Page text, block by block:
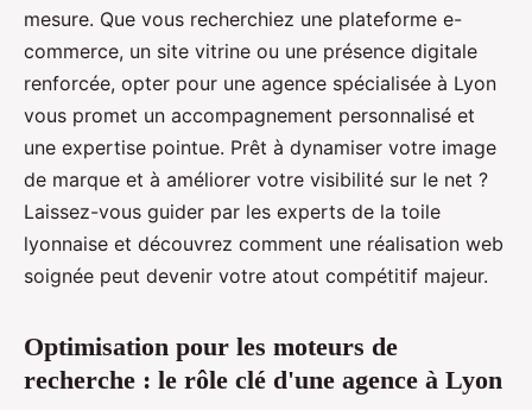
mesure. Que vous recherchiez une plateforme e-
commerce, un site vitrine ou une présence digitale
renforcée, opter pour une agence spécialisée à Lyon
vous promet un accompagnement personnalisé et
une expertise pointue. Prêt à dynamiser votre image
de marque et à améliorer votre visibilité sur le net ?
Laissez-vous guider par les experts de la toile
lyonnaise et découvrez comment une réalisation web
soignée peut devenir votre atout compétitif majeur.
Optimisation pour les moteurs de
recherche : le rôle clé d'une agence à Lyon